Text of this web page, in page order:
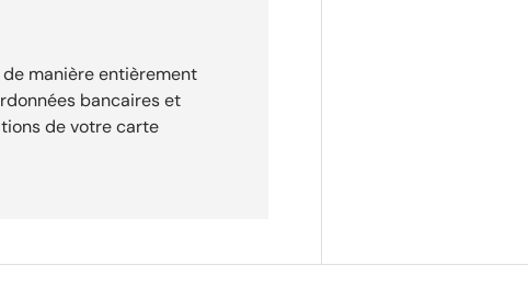
manière entièrement
bancaires et
de votre carte